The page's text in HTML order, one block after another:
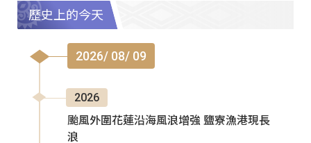
歷史上的今天
2026/ 08/ 09
2026
颱風外圍花蓮沿海風浪增強 鹽寮漁港現長
浪